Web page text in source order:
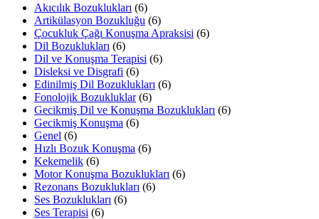
Akıcılık Bozuklukları (6)
Artikülasyon Bozukluğu (6)
Çocukluk Çağı Konuşma Apraksisi (6)
Dil Bozuklukları (6)
Dil ve Konuşma Terapisi (6)
Disleksi ve Disgrafi (6)
Edinilmiş Dil Bozuklukları (6)
Fonolojik Bozukluklar (6)
Gecikmiş Dil ve Konuşma Bozuklukları (6)
Gecikmiş Konuşma (6)
Genel (6)
Hızlı Bozuk Konuşma (6)
Kekemelik (6)
Motor Konuşma Bozuklukları (6)
Rezonans Bozuklukları (6)
Ses Bozuklukları (6)
Ses Terapisi (6)